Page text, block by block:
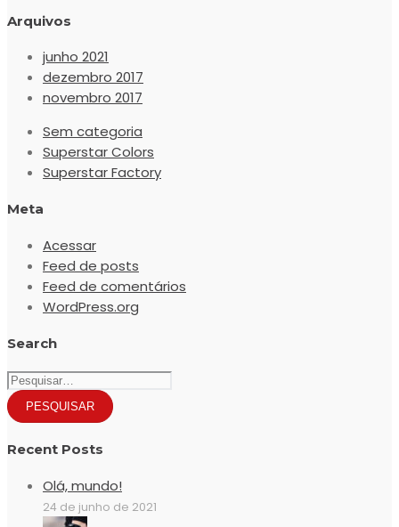
Arquivos
junho 2021
dezembro 2017
novembro 2017
Sem categoria
Superstar Colors
Superstar Factory
Meta
Acessar
Feed de posts
Feed de comentários
WordPress.org
Search
Recent Posts
Olá, mundo!
24 de junho de 2021